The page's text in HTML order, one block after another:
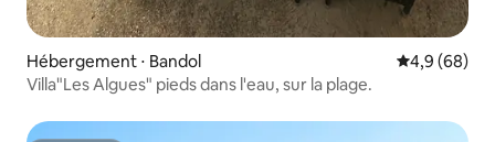
Hébergement ⋅ Bandol Évaluation
4,9 (68)
Villa"Les Algues" pieds dans l'eau, sur la plage.